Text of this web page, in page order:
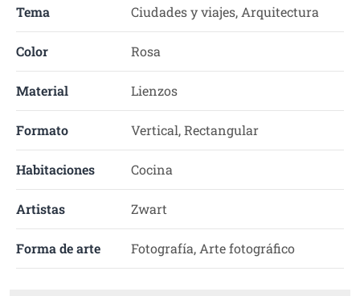
Tema Ciudades y viajes, Arquitectura
Color Rosa
Material Lienzos
Formato Vertical, Rectangular
Habitaciones Cocina
Artistas Zwart
Forma de arte Fotografía, Arte fotográfico